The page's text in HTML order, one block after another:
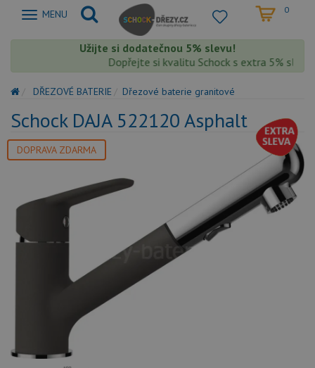
Zobrazit
MENU 0
Užijte si dodatečnou 5% slevu!
Dopřejte si kvalitu Schock s extra 5%
DŘEZOVÉ BATERIE Dřezové baterie granitové
Schock DAJA 522120 Asphalt
DOPRAVA ZDARMA